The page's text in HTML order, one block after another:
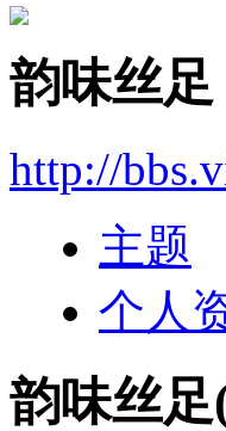
韵味丝足
http://
主题
个人
韵味丝足